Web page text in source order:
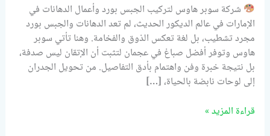
شركة سوبر هاوس لتركيب الجبس بورد وأعمال الدهانات في
الإمارات في عالم الديكور الحديث، لم تعد الدهانات والجبس بورد
مجرد تشطيب، بل لغة تعكس الذوق والفخامة. وهنا تأتي سوبر
هاوس وتوفر أفضل صباغ في عجمان لتثبت أن الإتقان ليس صدفة،
بل نتيجة خبرة وفن واهتمام بأدق التفاصيل. من تحويل الجدران
إلى لوحات نابضة بالحياة، […]
قراءة المزيد »